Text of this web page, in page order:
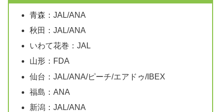
青森：JAL/ANA
秋田：JAL/ANA
いわて花巻：JAL
山形：FDA
仙台：JAL/ANA/ピーチ/エアドゥ/IBEX
福島：ANA
新潟：JAL/ANA